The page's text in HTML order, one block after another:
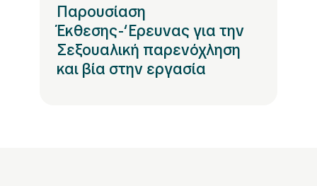
Παρουσίαση
Έκθεσης-‘Ερευνας για την
Σεξουαλική παρενόχληση
και βία στην εργασία